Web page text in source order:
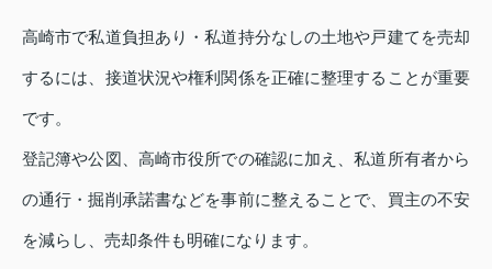
高崎市で私道負担あり・私道持分なしの土地や戸建てを売却
するには、接道状況や権利関係を正確に整理することが重要
です。
登記簿や公図、高崎市役所での確認に加え、私道所有者から
の通行・掘削承諾書などを事前に整えることで、買主の不安
を減らし、売却条件も明確になります。